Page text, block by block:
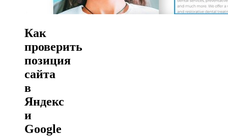
Как
проверить
позиция
сайта
в
Яндекс
и
Google